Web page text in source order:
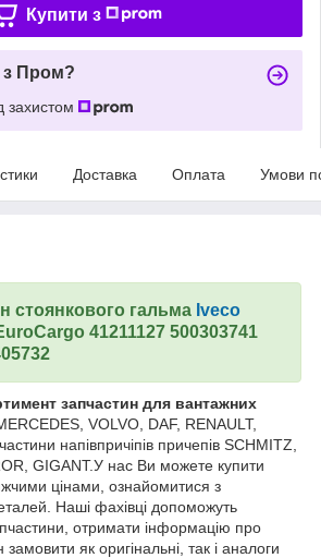
Купити з
з Пром?
захистом
Доставка Оплата Умови
стоянкового гальма Iveco
41211127 500303741
запчастин для вантажних
VOLVO, DAF, RENAULT,
напівпричіпів причепів SCHMITZ,
GIGANT.У нас Ви можете купити
цінами, ознайомитися з
Наші фахівці допоможуть
отримати інформацію про
як оригінальні, так і аналоги